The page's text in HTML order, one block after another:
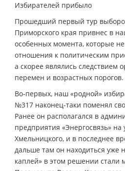
Избирателей прибыло
Прошедший первый тур
Приморского края привнес в
особенных момента, которые
отношения к политическим
а скорее являлись следствием
перемен и возрастных порогов.
Во-первых, наш «родной»
№317 наконец-таки поменял
Ранее он располагался в
предприятия «Энергосвязь» на
Хмельницкого, и в последнее
дальше там он находиться уже
каплей» в этом решении стали